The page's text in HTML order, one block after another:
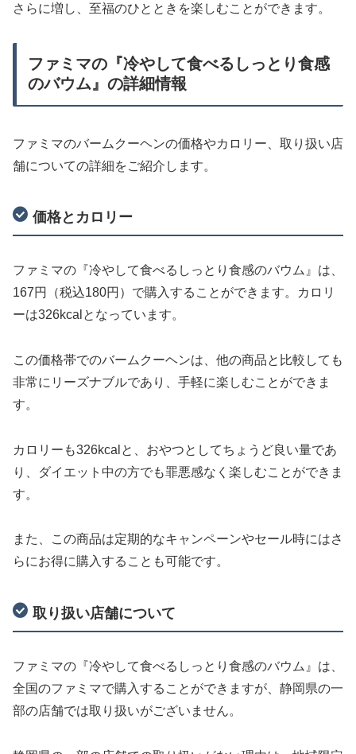
さらに増し、至福のひとときを楽しむことができます。
ファミマの『冷やして食べるしっとり食感
のバウム』の詳細情報
ファミマのバームクーヘンの価格やカロリー、取り扱い店
舗についての詳細をご紹介します。
価格とカロリー
ファミマの『冷やして食べるしっとり食感のバウム』は、
167円（税込180円）で購入することができます。カロリ
ーは326kcalとなっています。
この価格帯でのバームクーヘンは、他の商品と比較しても
非常にリーズナブルであり、手軽に楽しむことができま
す。
カロリーも326kcalと、おやつとしてちょうど良い量であ
り、ダイエット中の方でも罪悪感なく楽しむことができま
す。
また、この商品は定期的なキャンペーンやセール時にはさ
らにお得に購入することも可能です。
取り扱い店舗について
ファミマの『冷やして食べるしっとり食感のバウム』は、
全国のファミマで購入することができますが、静岡県の一
部の店舗では取り扱いがございません。